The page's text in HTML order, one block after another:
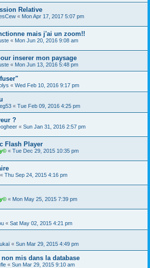
Relative
« Mon Apr 17, 2017 5:07 pm
mais j'ai un zoom!!
« Mon Jun 20, 2016 9:08 am
inserer mon paysage
« Mon Jun 13, 2016 5:48 pm
« Wed Feb 10, 2016 9:17 pm
« Tue Feb 09, 2016 4:25 pm
?
« Sun Jan 31, 2016 2:57 pm
Flash Player
« Tue Dec 29, 2015 10:35 pm
« Thu Sep 24, 2015 4:16 pm
« Mon May 25, 2015 7:39 pm
« Sat May 02, 2015 4:21 pm
« Sun Mar 29, 2015 4:49 pm
non mis dans la database
« Sun Mar 29, 2015 9:10 am